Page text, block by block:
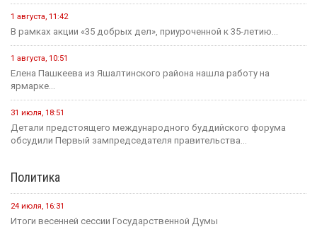
1 августа, 11:42
В рамках акции «35 добрых дел», приуроченной к 35-летию...
1 августа, 10:51
Елена Пашкеева из Яшалтинского района нашла работу на
ярмарке...
31 июля, 18:51
Детали предстоящего международного буддийского форума
обсудили Первый зампредседателя правительства...
Политика
24 июля, 16:31
Итоги весенней сессии Государственной Думы